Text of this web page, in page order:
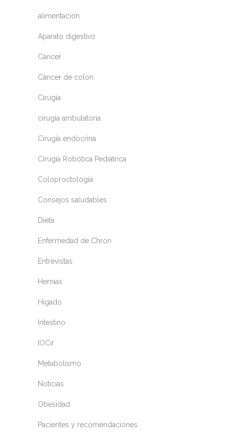
alimentación
Aparato digestivo
Cáncer
Cáncer de colon
Cirugía
cirugía ambulatoria
Cirugía endocrina
Cirugía Robótica Pediátrica
Coloproctología
Consejos saludables
Dieta
Enfermedad de Chron
Entrevistas
Hernias
Hígado
Intestino
IOCir
Metabolismo
Noticias
Obesidad
Pacientes y recomendaciones